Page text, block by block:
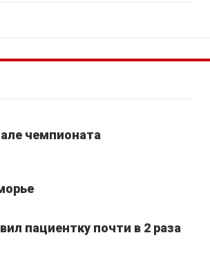
чемпионата
пациентку почти в 2 раза